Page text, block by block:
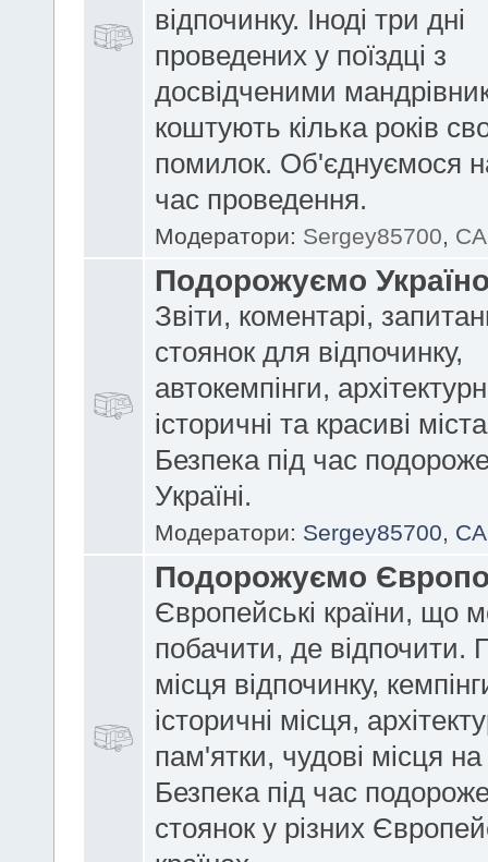
відпочинку. Іноді три дні
проведених у поїздці з
досвідченими
коштують кілька років
помилок. Об'єднуємося
час проведення.
Модератори: Sergey85700,
Подорожуємо
Звіти, коментарі,
стоянок для відпочинку,
автокемпінги,
історичні та красиві
Безпека під час
Україні.
Модератори: Sergey85700,
Подорожуємо
Європейські країни, що
побачити, де відпочити.
місця відпочинку,
історичні місця,
пам'ятки, чудові місця на
Безпека під час
стоянок у різних